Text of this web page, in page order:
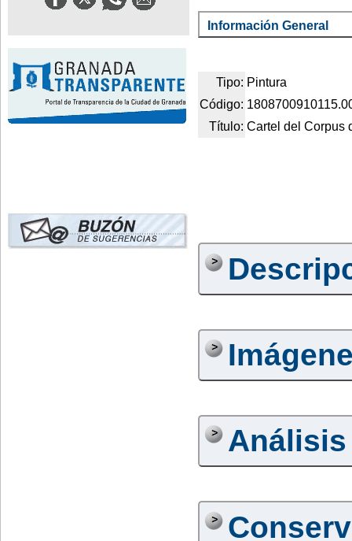
Información General
Tipo: Pintura
Código:
Título: Cartel del Corpus